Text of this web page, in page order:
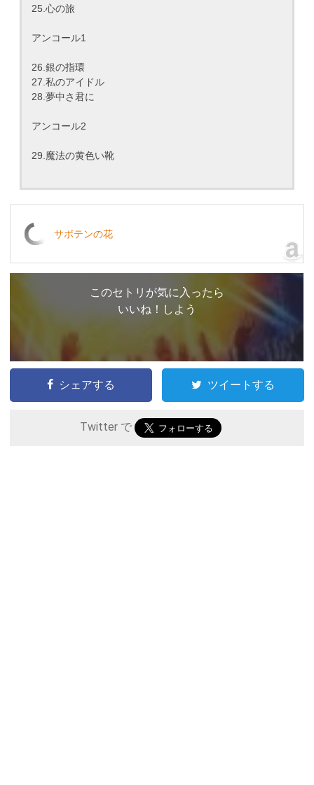
25.心の旅
アンコール1
26.銀の指環
27.私のアイドル
28.夢中さ君に
アンコール2
29.魔法の黄色い靴
サボテンの花
このセトリが気に入ったら
いいね！しよう
シェアする ツイートする
Twitter で